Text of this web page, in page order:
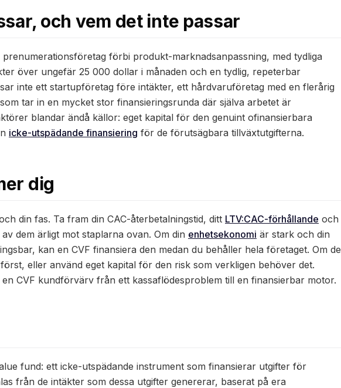
och vem det inte passar
prenumerationsföretag förbi produkt-marknadsanpassning, med tydliga
över ungefär 25 000 dollar i månaden och en tydlig, repeterbar
inte ett startupföretag före intäkter, ett hårdvaruföretag med en flerårig
tar in en mycket stor finansieringsrunda där själva arbetet är
blandar ändå källor: eget kapital för den genuint ofinansierbara
icke-utspädande finansiering för de förutsägbara tillväxtutgifterna.
dig
din fas. Ta fram din CAC-återbetalningstid, ditt LTV:CAC-förhållande och
dem ärligt mot staplarna ovan. Om din enhetsekonomi är stark och din
kan en CVF finansiera den medan du behåller hela företaget. Om de
eller använd eget kapital för den risk som verkligen behöver det.
CVF kundförvärv från ett kassaflödesproblem till en finansierbar motor.
fund: ett icke-utspädande instrument som finansierar utgifter för
från de intäkter som dessa utgifter genererar, baserat på era